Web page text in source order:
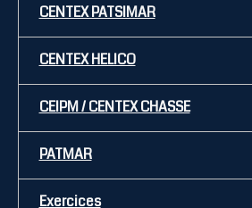
CENTEX PATSIMAR
CENTEX HELICO
CEIPM / CENTEX CHASSE
PATMAR
Exercices